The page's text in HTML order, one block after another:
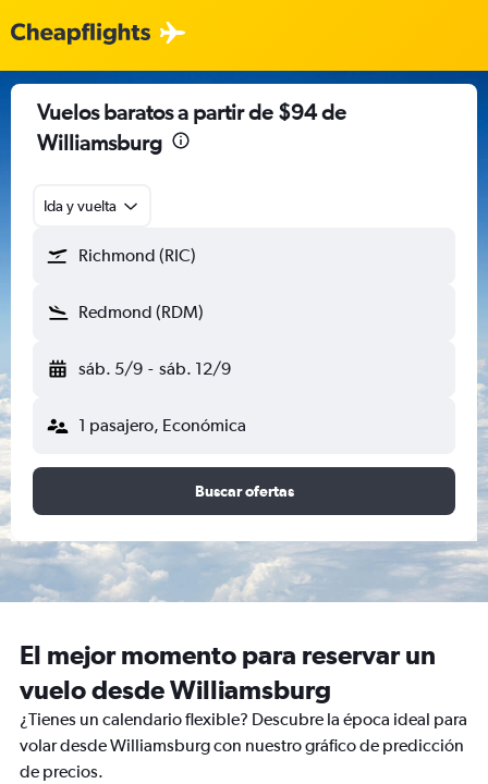
Vuelos baratos a partir de $94 de
Williamsburg
Ida y vuelta
Richmond (RIC)
Redmond (RDM)
sáb. 5/9 - sáb. 12/9
1 pasajero, Económica
Buscar ofertas
El mejor momento para reservar un
vuelo desde Williamsburg
¿Tienes un calendario flexible? Descubre la época ideal para
volar desde Williamsburg con nuestro gráfico de predicción
de precios.